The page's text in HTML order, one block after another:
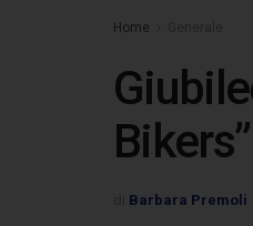
Home
Bikers”
Barbara Premoli